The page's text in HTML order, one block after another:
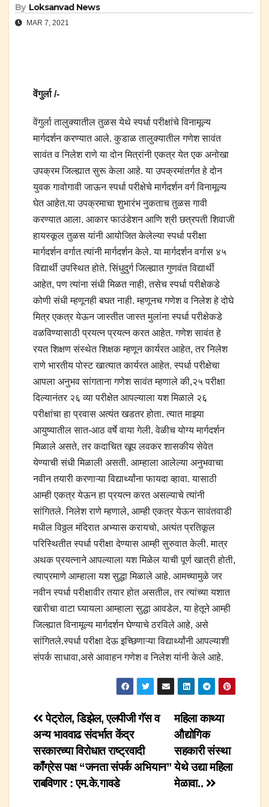
By Loksanvad News
MAR 7, 2021
वेंगुर्ला /-
वेंगुर्ला तालुक्यातील तुळस येथे स्पर्धा परीक्षांचे विनामूल्य
मार्गदर्शन करण्यात आले. कुडाळ तालुक्यातील गणेश सावंत
सावंत व निलेश राणे या दोन मित्रांनी एकत्र येत एक अनोखा
उपक्रम जिल्ह्यात सुरू केला आहे. या उपक्रमांतर्गत हे दोन
युवक गावोगावी जाऊन स्पर्धा परीक्षेचे मार्गदर्शन वर्ग विनामूल्य
घेत आहेत.या उपक्रमाचा शुभारंभ नुकताच तुळस गावी
करण्यात आला. आकार फाउंडेशन आणि श्री छत्रपती शिवाजी
हायस्कूल तुळस यांनी आयोजित केलेल्या स्पर्धा परीक्षा
मार्गदर्शन वर्गात त्यांनी मार्गदर्शन केले. या मार्गदर्शन वर्गास ४५
विद्यार्थी उपस्थित होते. सिंधुदुर्ग जिल्ह्यात गुणवंत विद्यार्थी
आहेत, पण त्यांना संधी मिळत नाही, तसेच स्पर्धा परीक्षेकडे
कोणी संधी म्हणूनही बघत नाही. म्हणूनच गणेश व निलेश हे दोघे
मित्र एकत्र येऊन जास्तीत जास्त मुलांना स्पर्धा परीक्षेकडे
वळविण्यासाठी प्रयत्न प्रयत्न करत आहेत. गणेश सावंत हे
रयत शिक्षण संस्थेत शिक्षक म्हणून कार्यरत आहेत, तर निलेश
राणे भारतीय पोस्ट खात्यात कार्यरत आहेत. स्पर्धा परीक्षेचा
आपला अनुभव सांगताना गणेश सावंत म्हणाले की,२५ परीक्षा
दिल्यानंतर २६ व्या परीक्षेत आपल्याला यश मिळाले २६
परीक्षांचा हा प्रवास अत्यंत खडतर होता. त्यात माझ्या
आयुष्यातील सात-आठ वर्षे वाया गेली. वेळीच योग्य मार्गदर्शन
मिळाले असते, तर कदाचित खूप लवकर शासकीय सेवेत
येण्याची संधी मिळाली असती. आम्हाला आलेल्या अनुभवाचा
नवीन तयारी करणाऱ्या विद्यार्थ्यांना फायदा व्हावा. यासाठी
आम्ही एकत्र येऊन हा प्रयत्न करत असल्याचे त्यांनी
सांगितले. निलेश राणे म्हणाले, आम्ही एकत्र येऊन सावंतवाडी
मधील विठ्ठल मंदिरात अभ्यास करायचो, अत्यंत प्रतिकूल
परिस्थितीत स्पर्धा परीक्षा देण्यास आम्ही सुरुवात केली. मात्र
अथक प्रयत्नाने आपल्याला यश मिळेल याची पूर्ण खात्री होती,
त्याप्रमाणे आम्हाला यश सुद्धा मिळाले आहे. आमच्यामुळे जर
नवीन स्पर्धा परीक्षावीर तयार होत असतील, तर त्यांच्या यशात
खारीचा वाटा घ्यायला आम्हाला सुद्धा आवडेल, या हेतूने आम्ही
जिल्ह्यात विनामूल्य मार्गदर्शन घेण्याचे ठरविले आहे, असे
सांगितले.स्पर्धा परीक्षा देऊ इच्छिणाऱ्या विद्यार्थ्यांनी आपल्याशी
संपर्क साधावा,असे आवाहन गणेश व निलेश यांनी केले आहे.
Post
navigation
महिला काथ्या
औद्योगिक
सहकारी संस्था
येथे उद्या महिला
मेळावा..
पेट्रोल, डिझेल, एलपीजी गॅस व
अन्य भाववाढ संदर्भात केंद्र
सरकारच्या विरोधात राष्ट्रवादी
काँग्रेस पक्ष “जनता संपर्क अभियान”
राबविणार : एम.के.गावडे